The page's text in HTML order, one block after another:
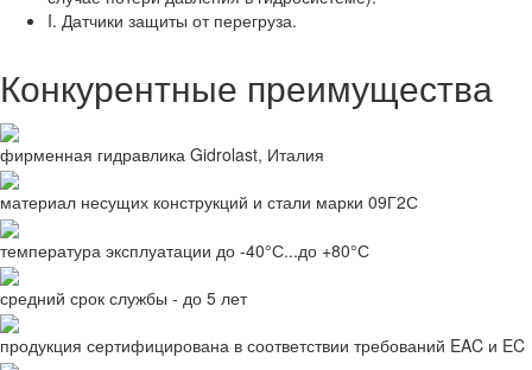
I. Датчики защиты от перегруза.
Конкурентные преимущества
фирменная гидравлика Gidrolast, Италия
материал несущих конструкций и стали марки 09Г2С
температура эксплуатации до -40°С...до +80°С
средний срок службы - до 5 лет
продукция сертифицирована в соответствии требований EAC и EC